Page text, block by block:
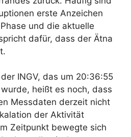
erste Anzeichen
und die aktuelle
dafür, dass der Ätna
INGV, das um 20:36:55
heißt es noch, dass
Messdaten derzeit nicht
der Aktivität
Zeitpunkt bewegte sich